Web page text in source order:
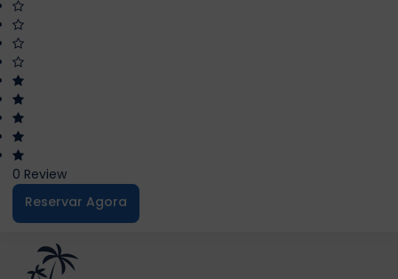
0 Review
Reservar Agora